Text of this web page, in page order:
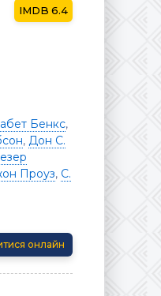
6.4
Бенкс,
, Дон С.
Проуз, С.
онлайн